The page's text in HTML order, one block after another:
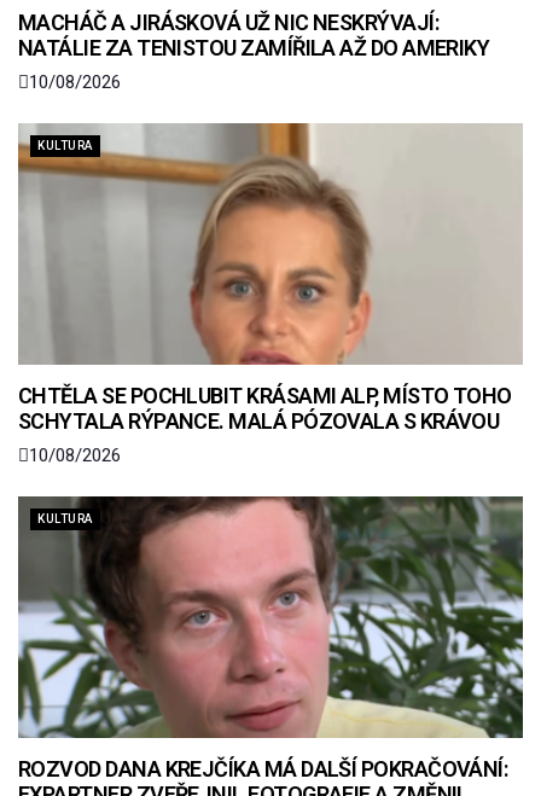
MACHÁČ A JIRÁSKOVÁ UŽ NIC NESKRÝVAJÍ:
NATÁLIE ZA TENISTOU ZAMÍŘILA AŽ DO AMERIKY
10/08/2026
KULTURA
CHTĚLA SE POCHLUBIT KRÁSAMI ALP, MÍSTO TOHO
SCHYTALA RÝPANCE. MALÁ PÓZOVALA S KRÁVOU
10/08/2026
KULTURA
ROZVOD DANA KREJČÍKA MÁ DALŠÍ POKRAČOVÁNÍ: